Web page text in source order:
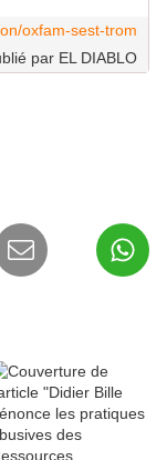
oxfam-sest-trom
par EL DIABLO